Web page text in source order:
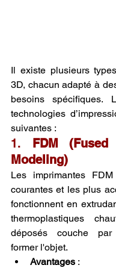
Il existe plusieurs
3D, chacun adapté à
besoins spécifiques.
technologies
suivantes :
1. FDM (Fused
Modeling)
Les imprimantes
courantes et les plus
fonctionnent en
thermoplastiques
déposés couche
former l'objet.
Avantages :